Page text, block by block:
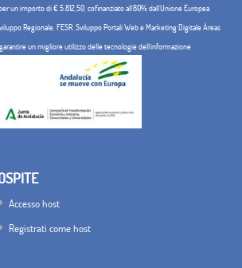
un importo di € 5.812,50, cofinanziato all'80% dall'Unione Europea
Regionale, FESR. Sviluppo Portali Web e Marketing Digitale Áreas
un migliore utilizzo delle tecnologie dell'informazione
Accesso host
Registrati come host